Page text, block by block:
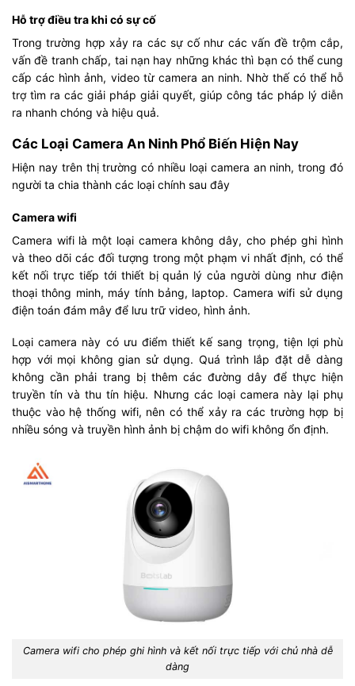
Hỗ trợ điều tra khi có sự cố
Trong trường hợp xảy ra các sự cố như các vấn đề trộm cắp,
vấn đề tranh chấp, tai nạn hay những khác thì bạn có thể cung
cấp các hình ảnh, video từ camera an ninh. Nhờ thế có thể hỗ
trợ tìm ra các giải pháp giải quyết, giúp công tác pháp lý diễn
ra nhanh chóng và hiệu quả.
Các Loại Camera An Ninh Phổ Biến Hiện Nay
Hiện nay trên thị trường có nhiều loại camera an ninh, trong đó
người ta chia thành các loại chính sau đây
Camera wifi
Camera wifi là một loại camera không dây, cho phép ghi hình
và theo dõi các đối tượng trong một phạm vi nhất định, có thể
kết nối trực tiếp tới thiết bị quản lý của người dùng như điện
thoại thông minh, máy tính bảng, laptop. Camera wifi sử dụng
điện toán đám mây để lưu trữ video, hình ảnh.
Loại camera này có ưu điểm thiết kế sang trọng, tiện lợi phù
hợp với mọi không gian sử dụng. Quá trình lắp đặt dễ dàng
không cần phải trang bị thêm các đường dây để thực hiện
truyền tín và thu tín hiệu. Nhưng các loại camera này lại phụ
thuộc vào hệ thống wifi, nên có thể xảy ra các trường hợp bị
nhiều sóng và truyền hình ảnh bị chậm do wifi không ổn định.
Camera wifi cho phép ghi hình và kết nối trực tiếp với chủ nhà dễ
dàng